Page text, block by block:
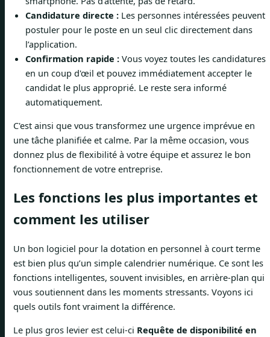
Candidature directe : Les personnes intéressées peuvent
postuler pour le poste en un seul clic directement dans
l’application.
Confirmation rapide : Vous voyez toutes les candidatures
en un coup d'œil et pouvez immédiatement accepter le
candidat le plus approprié. Le reste sera informé
automatiquement.
C'est ainsi que vous transformez une urgence imprévue en
une tâche planifiée et calme. Par la même occasion, vous
donnez plus de flexibilité à votre équipe et assurez le bon
fonctionnement de votre entreprise.
Les fonctions les plus importantes et
comment les utiliser
Un bon logiciel pour la dotation en personnel à court terme
est bien plus qu’un simple calendrier numérique. Ce sont les
fonctions intelligentes, souvent invisibles, en arrière-plan qui
vous soutiennent dans les moments stressants. Voyons ici
quels outils font vraiment la différence.
Le plus gros levier est celui-ci Requête de disponibilité en